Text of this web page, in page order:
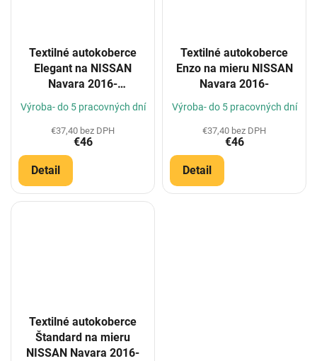
Textilné autokoberce
Elegant na NISSAN
Navara 2016-
(Konfigurátor)
Výroba- do 5 pracovných dní
€37,40 bez DPH
€46
Detail
Textilné autokoberce
Enzo na mieru NISSAN
Navara 2016-
Výroba- do 5 pracovných dní
€37,40 bez DPH
€46
Detail
Textilné autokoberce
Štandard na mieru
NISSAN Navara 2016-